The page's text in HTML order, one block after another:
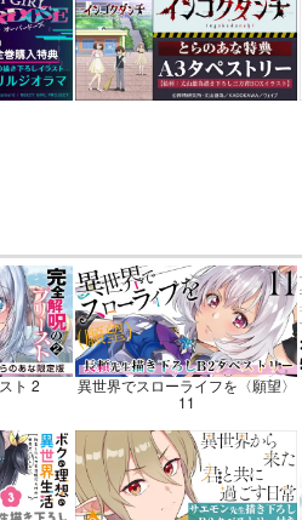
ート
黒白のアヴェスター 3
サンプル カート
ト 2
異世界でスローライフを〈願望〉
11